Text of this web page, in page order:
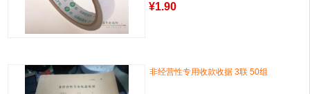
¥1.90
非经营性专用收款收据 3联 50组